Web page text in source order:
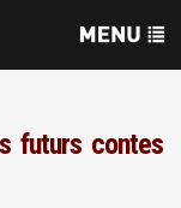
futurs contes